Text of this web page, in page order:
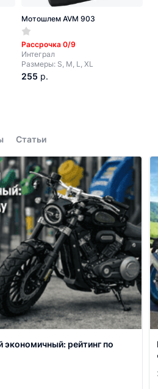
Мотошлем AVM 903
Рассрочка 0/9
Интеграл
Размеры: S, M, L, XL
255 р.
Статьи
рейтинг по